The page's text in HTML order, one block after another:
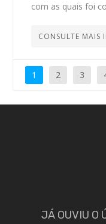
com as quais foi
CONSULTE MAIS
1 2 3
JÁ OUVIU O